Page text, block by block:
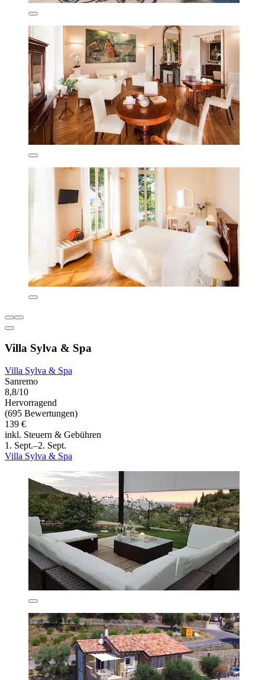
Villa Sylva & Spa
Villa Sylva & Spa
Sanremo
8,8/10
Hervorragend
(695 Bewertungen)
139 €
inkl. Steuern & Gebühren
1. Sept.–2. Sept.
Villa Sylva & Spa